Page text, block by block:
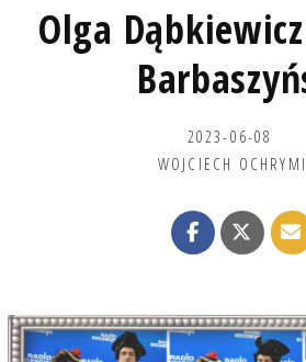
Olga
2023-06-08
WOJCIECH